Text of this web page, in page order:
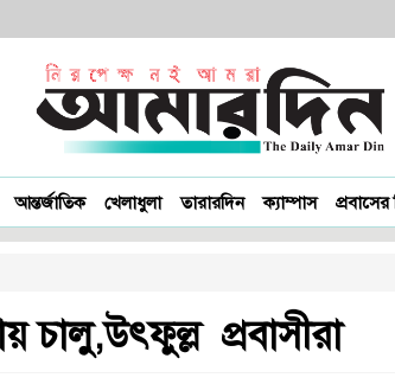
আন্তর্জাতিক খেলাধুলা তারারদিন ক্যাম্পাস প্রবাসের
চালু,উৎফুল্ল প্রবাসীরা